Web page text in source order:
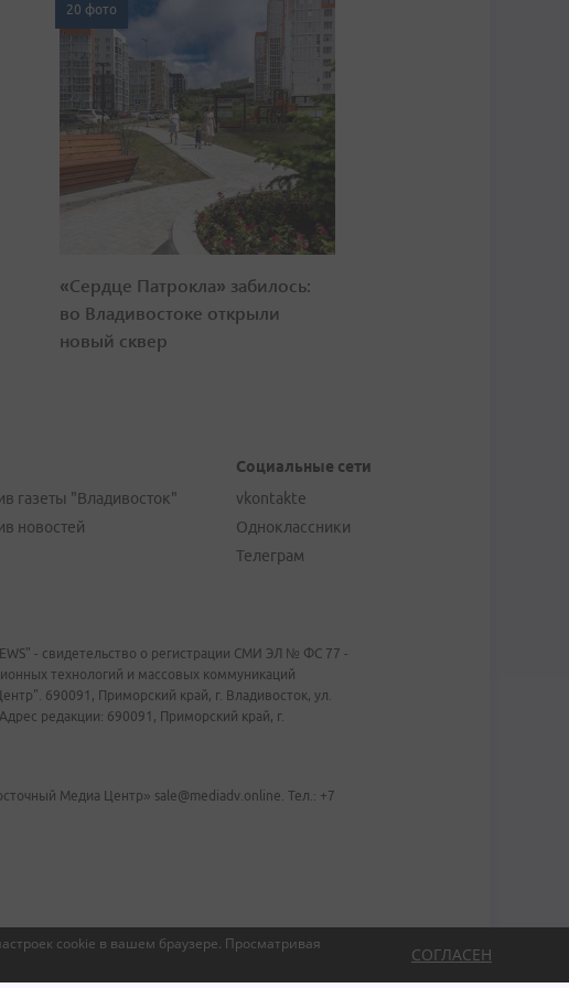
cookie в вашем браузере. Просматривая
СОГЛАСЕН
20 фото
«Сердце Патрокла» забилось:
во Владивостоке открыли
новый сквер
газеты "Владивосток"
новостей
Социальные сети
vkontakte
Одноклассники
Телеграм
- свидетельство о регистрации СМИ ЭЛ № ФС 77 -
технологий и массовых коммуникаций
690091, Приморский край, г. Владивосток, ул.
редакции: 690091, Приморский край, г.
Медиа Центр» sale@mediadv.online. Тел.: +7